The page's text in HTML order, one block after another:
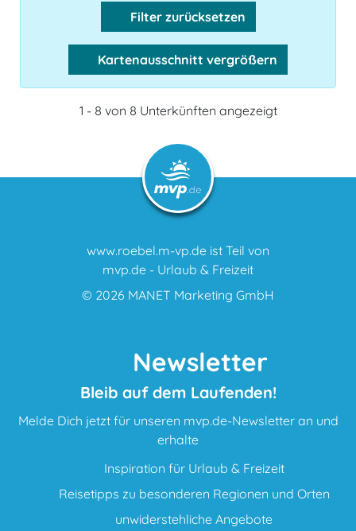
Filter zurücksetzen
Kartenausschnitt vergrößern
1 - 8 von 8 Unterkünften angezeigt
www.roebel.m-vp.de ist Teil von
mvp.de - Urlaub & Freizeit
© 2026 MANET Marketing GmbH
Newsletter
Bleib auf dem Laufenden!
Melde Dich jetzt für unseren mvp.de-Newsletter an und
erhalte
Inspiration für Urlaub & Freizeit
Reisetipps zu besonderen Regionen und Orten
unwiderstehliche Angebote